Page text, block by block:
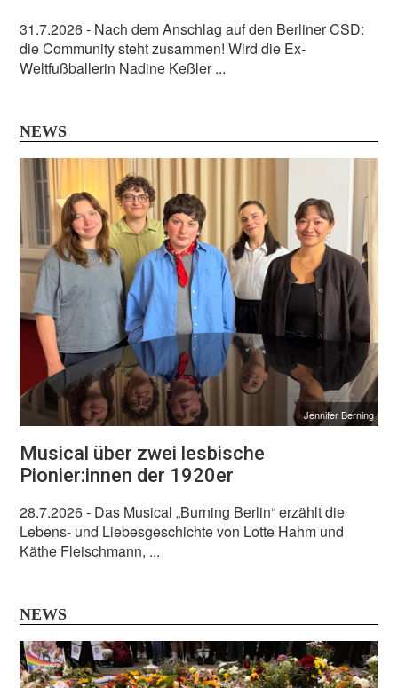
31.7.2026- Nach dem Anschlag auf den Berliner CSD:
die Community steht zusammen! Wird die Ex-
Weltfußballerin Nadine Keßler ...
NEWS
Jennifer Berning
Musical über zwei lesbische
Pionier:innen der 1920er
28.7.2026- Das Musical „Burning Berlin“ erzählt die
Lebens- und Liebesgeschichte von Lotte Hahm und
Käthe Fleischmann, ...
NEWS